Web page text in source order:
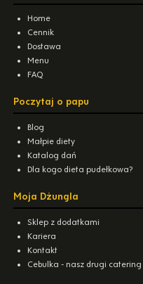
Home
Cennik
Dostawa
Menu
FAQ
Poczytaj o papu
Blog
Małpie diety
Katalog dań
Dla kogo dieta pudełkowa?
Moja Dżungla
Sklep z dodatkami
Kariera
Kontakt
Cebulka - nasz drugi catering